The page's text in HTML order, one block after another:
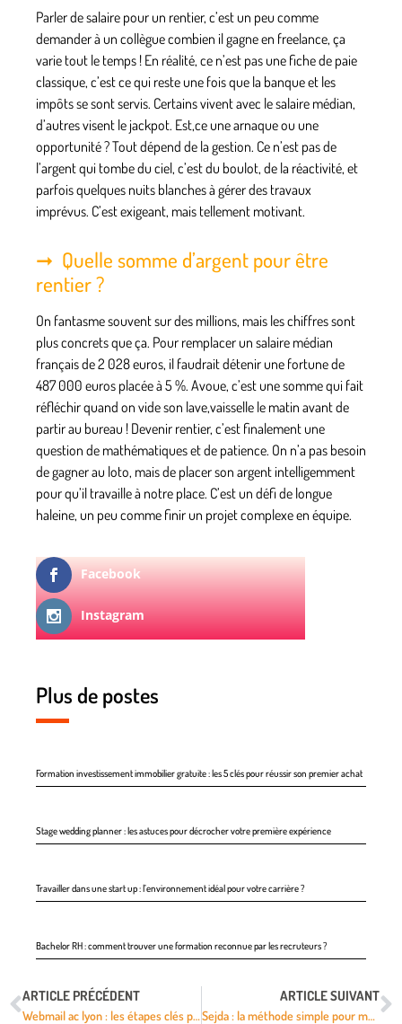
Parler de salaire pour un rentier, c’est un peu comme
demander à un collègue combien il gagne en freelance, ça
varie tout le temps ! En réalité, ce n’est pas une fiche de paie
classique, c’est ce qui reste une fois que la banque et les
impôts se sont servis. Certains vivent avec le salaire médian,
d’autres visent le jackpot. Est,ce une arnaque ou une
opportunité ? Tout dépend de la gestion. Ce n’est pas de
l’argent qui tombe du ciel, c’est du boulot, de la réactivité, et
parfois quelques nuits blanches à gérer des travaux
imprévus. C’est exigeant, mais tellement motivant.
Quelle somme d’argent pour être
rentier ?
On fantasme souvent sur des millions, mais les chiffres sont
plus concrets que ça. Pour remplacer un salaire médian
français de 2 028 euros, il faudrait détenir une fortune de
487 000 euros placée à 5 %. Avoue, c’est une somme qui fait
réfléchir quand on vide son lave,vaisselle le matin avant de
partir au bureau ! Devenir rentier, c’est finalement une
question de mathématiques et de patience. On n’a pas besoin
de gagner au loto, mais de placer son argent intelligemment
pour qu’il travaille à notre place. C’est un défi de longue
haleine, un peu comme finir un projet complexe en équipe.
Facebook
Instagram
Plus de postes
Formation investissement immobilier gratuite : les 5 clés pour réussir son premier achat
Stage wedding planner : les astuces pour décrocher votre première expérience
Travailler dans une start up : l’environnement idéal pour votre carrière ?
Bachelor RH : comment trouver une formation reconnue par les recruteurs ?
ARTICLE PRÉCÉDENT
Webmail ac lyon : les étapes clés pour réussir la connexion sécurisée
ARTICLE SUIVANT
Sejda : la méthode simple pour modifier vos documents PDF en ligne